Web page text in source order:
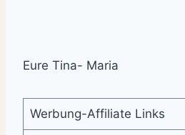
Eure Tina- Maria
Werbung-Affiliate Links